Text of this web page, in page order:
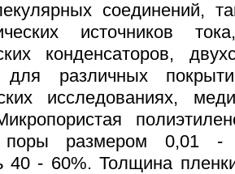
соединений,
источников
конденсаторов,
для различных
исследованиях,
поры размером 0,01
40 - 60%. Толщина